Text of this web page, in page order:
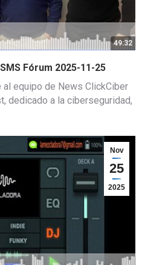
49:32
Fórum 2025-11-25
al equipo de News ClickCiber
dedicado a la ciberseguridad,
Nov
25
2025